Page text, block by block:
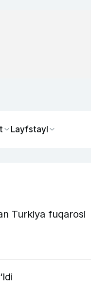
Layfstayl
Turkiya fuqarosi